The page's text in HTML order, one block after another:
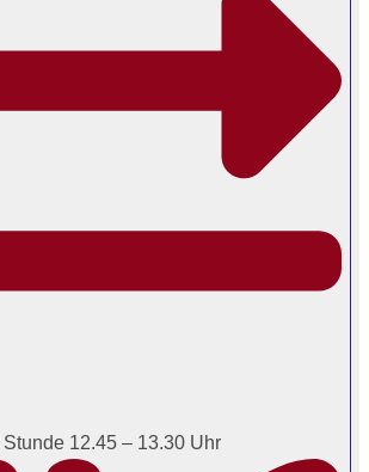
Stunde 12.45 – 13.30 Uhr